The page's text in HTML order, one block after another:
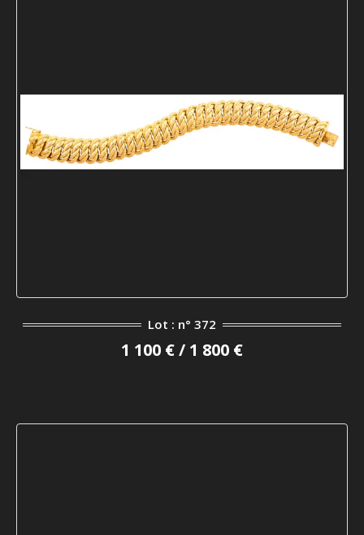
Lot : n° 372
1 100 € / 1 800 €